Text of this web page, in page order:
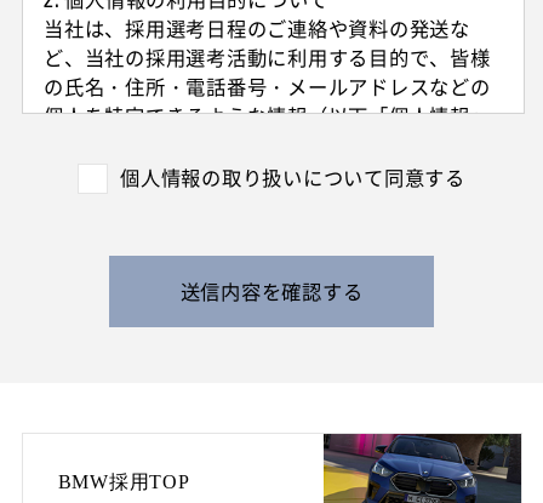
当社は、採用選考日程のご連絡や資料の発送な
ど、当社の採用選考活動に利用する目的で、皆様
の氏名・住所・電話番号・メールアドレスなどの
個人を特定できるような情報（以下「個人情報」
外国籍の方からは、日本国での就労可否の確認に
また、特定の業務に従事することが可能であるか
を判断する目的で、健康診断書や障害者手帳等の
す。
3. 個人情報の保管・管理について
個人情報の取り扱いについて同意する
送信内容を確認する
BMW採用TOP